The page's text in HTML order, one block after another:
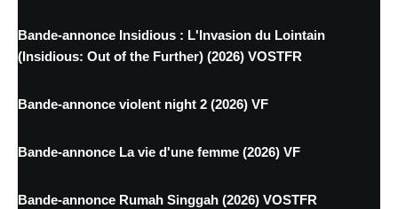
Bande-annonce Insidious : L'Invasion du Lointain
(Insidious: Out of the Further) (2026) VOSTFR
Bande-annonce violent night 2 (2026) VF
Bande-annonce La vie d'une femme (2026) VF
Bande-annonce Rumah Singgah (2026) VOSTFR